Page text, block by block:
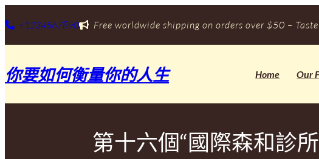
至
要
容
+1234567890 Free worldwide shipping on orders over $50 –
你要如何衡量你的人生 Home Our
第十六個“國際森和診